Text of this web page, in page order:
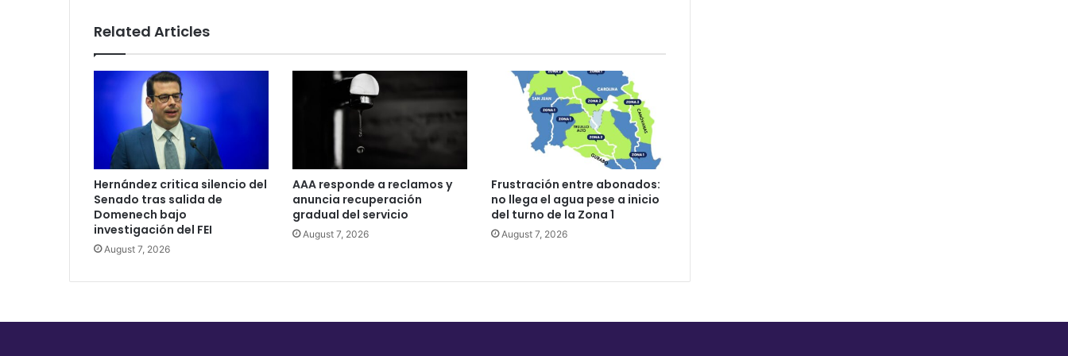
Related Articles
Hernández critica silencio del
Senado tras salida de
Domenech bajo
investigación del FEI
August 7, 2026
AAA responde a reclamos y
anuncia recuperación
gradual del servicio
August 7, 2026
Frustración entre abonados:
no llega el agua pese a inicio
del turno de la Zona 1
August 7, 2026